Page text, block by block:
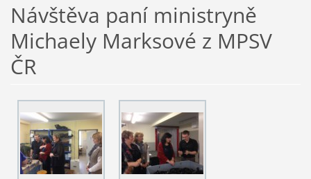
Návštěva paní ministryně
Michaely Marksové z MPSV
ČR